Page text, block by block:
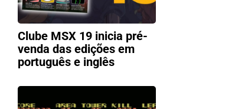
Clube MSX 19 inicia pré-
venda das edições em
português e inglês